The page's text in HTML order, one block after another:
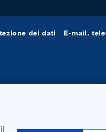
dei dati E-mail,